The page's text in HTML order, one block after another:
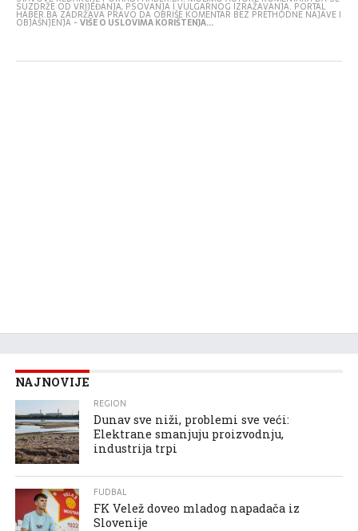
SUZDRŽE OD VRIJEĐANJA, PSOVANJA I VULGARNOG IZRAŽAVANJA. PORTAL
HABER.BA ZADRŽAVA PRAVO DA OBRIŠE KOMENTAR BEZ PRETHODNE NAJAVE I
OBJAŠNJENJA -VIŠE O USLOVIMA KORIŠTENJA...
NAJNOVIJE
REGION
Dunav sve niži, problemi sve veći:
Elektrane smanjuju proizvodnju,
industrija trpi
FUDBAL
FK Velež doveo mladog napadača iz
Slovenije